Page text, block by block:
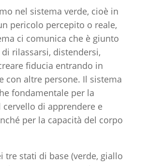
nel sistema verde, cioè in
pericolo percepito o reale,
ci comunica che è giunto
rilassarsi, distendersi,
fiducia entrando in
con altre persone. Il sistema
fondamentale per la
cervello di apprendere e
per la capacità del corpo
tre stati di base (verde, giallo